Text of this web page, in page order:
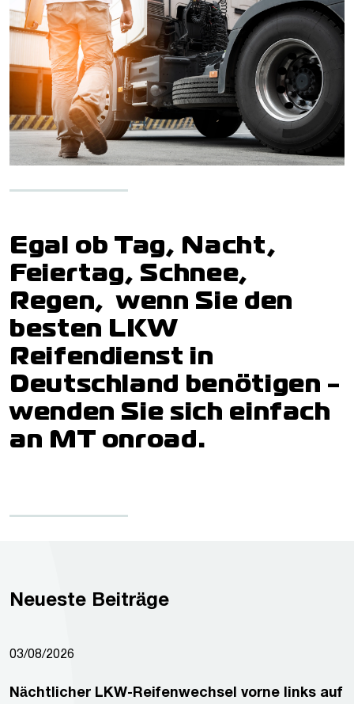
Egal ob Tag, Nacht,
Feiertag, Schnee,
Regen, wenn Sie den
besten LKW
Reifendienst in
Deutschland benötigen -
wenden Sie sich einfach
an MT onroad.
Neueste Beiträge
03/08/2026
Nächtlicher LKW-Reifenwechsel vorne links auf